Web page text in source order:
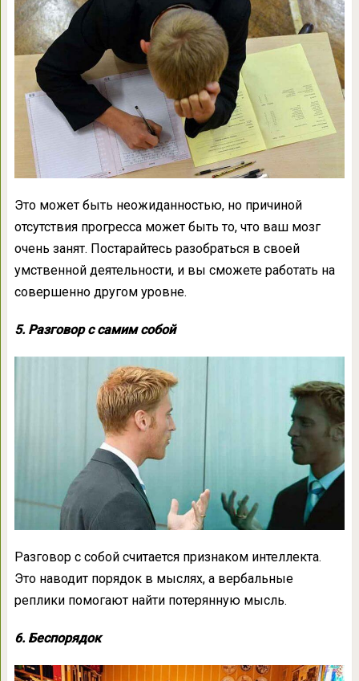
Это может быть неожиданностью, но причиной
отсутствия прогресса может быть то, что ваш мозг
очень занят. Постарайтесь разобраться в своей
умственной деятельности, и вы сможете работать на
совершенно другом уровне.
5. Разговор с самим собой
Разговор с собой считается признаком интеллекта.
Это наводит порядок в мыслях, а вербальные
реплики помогают найти потерянную мысль.
6. Беспорядок